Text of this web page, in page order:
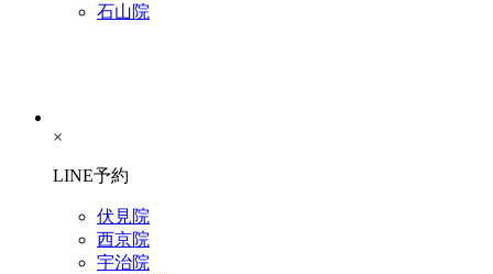
石山院
×
LINE予約
伏見院
西京院
宇治院